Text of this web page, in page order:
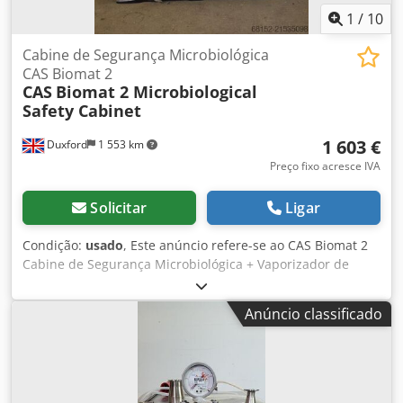
1 / 10
Duxford 1 553 km
Cabine de Segurança Microbiológica
CAS Biomat 2
CAS Biomat 2 Microbiological
Safety Cabinet
1 603 €
Preço fixo acresce IVA
Solicitar Ligar
Condição: usado, Este anúncio refere-se ao CAS Biomat 2
Cabine de Segurança Microbiológica + Vaporizador de
Formalina A unidade encontra-se em pleno funcionamento
e pronta para uso imediato. O CAS Biomat 2 (fabricado
pela Contained Air Solutions) é uma cabine de segurança
para fornecer um ambiente estéril tanto para o operador
quanto para a amostra. É ideal para laboratórios que
trabalham com agentes biológicos até o Nível de
Anúncio classificado